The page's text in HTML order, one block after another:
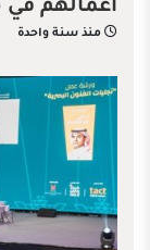
أعمالهم في
منذ سنة واحدة